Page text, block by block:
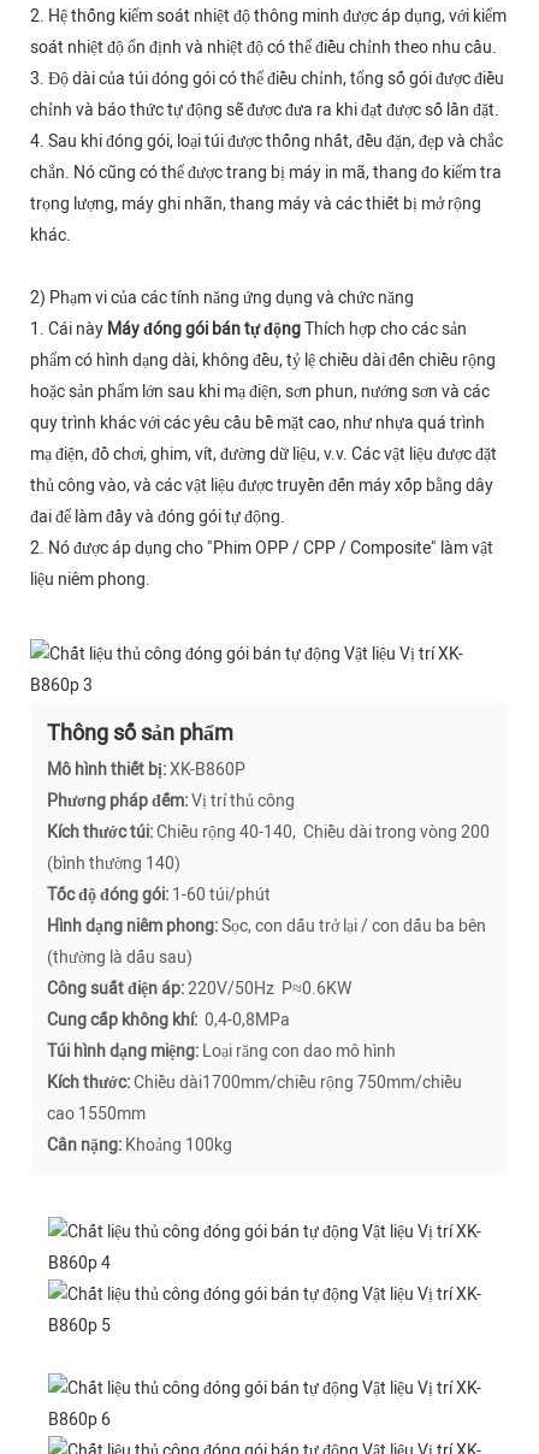
2. Hệ thống kiểm soát nhiệt độ thông minh được áp dụng, với kiểm
soát nhiệt độ ổn định và nhiệt độ có thể điều chỉnh theo nhu cầu.
3. Độ dài của túi đóng gói có thể điều chỉnh, tổng số gói được điều
chỉnh và báo thức tự động sẽ được đưa ra khi đạt được số lần đặt.
4. Sau khi đóng gói, loại túi được thống nhất, đều đặn, đẹp và chắc
chắn. Nó cũng có thể được trang bị máy in mã, thang đo kiểm tra
trọng lượng, máy ghi nhãn, thang máy và các thiết bị mở rộng
khác.
2) Phạm vi của các tính năng ứng dụng và chức năng
1. Cái nàyMáy đóng gói bán tự độngThích hợp cho các sản
phẩm có hình dạng dài, không đều, tỷ lệ chiều dài đến chiều rộng
hoặc sản phẩm lớn sau khi mạ điện, sơn phun, nướng sơn và các
quy trình khác với các yêu cầu bề mặt cao, như nhựa quá trình
mạ điện, đồ chơi, ghim, vít, đường dữ liệu, v.v. Các vật liệu được đặt
thủ công vào, và các vật liệu được truyền đến máy xốp bằng dây
đai để làm đầy và đóng gói tự động.
2. Nó được áp dụng cho "Phim OPP / CPP / Composite" làm vật
liệu niêm phong.
Thông số sản phẩm
Mô hình thiết bị:XK-B860P
Phương pháp đếm:Vị trí thủ công
Kích thước túi:Chiều rộng 40-140, Chiều dài trong vòng 200
(bình thường 140)
Tốc độ đóng gói:1-60 túi/phút
Hình dạng niêm phong:Sọc, con dấu trở lại / con dấu ba bên
(thường là dấu sau)
Công suất điện áp:220V/50Hz P≈0.6KW
Cung cấp không khí: 0,4-0,8MPa
Túi hình dạng miệng:Loại răng con dao mô hình
Kích thước:Chiều dài1700mm/chiều rộng 750mm/chiều
cao 1550mm
Cân nặng:Khoảng 100kg